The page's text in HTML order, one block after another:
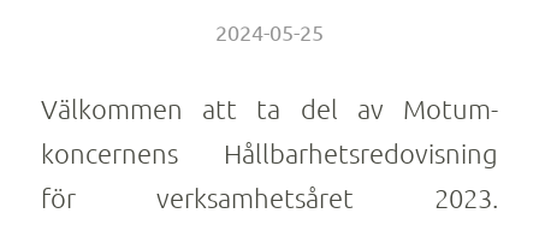
2024-05-25
Välkommen att ta del av Motum-
koncernens Hållbarhetsredovisning
för verksamhetsåret 2023.